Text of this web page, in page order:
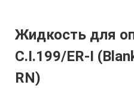
Жидкость для
C.I.199/ER-I
RN)